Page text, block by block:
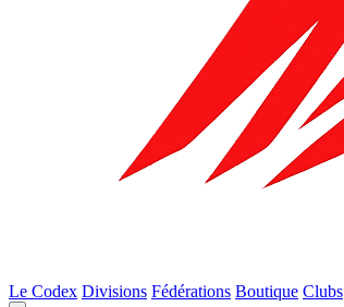
Le Codex Divisions Fédérations Boutique Clubs